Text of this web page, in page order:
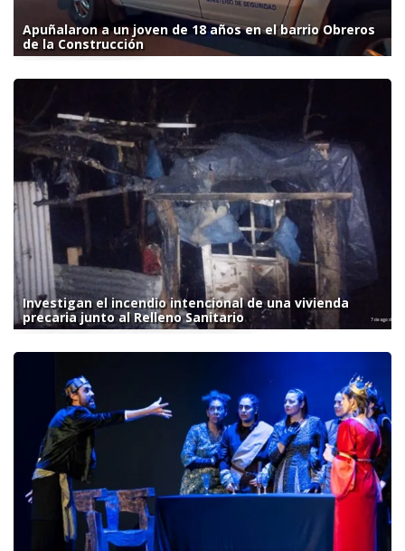
Apuñalaron a un joven de 18 años en el barrio Obreros
de la Construcción
Investigan el incendio intencional de una vivienda
precaria junto al Relleno Sanitario